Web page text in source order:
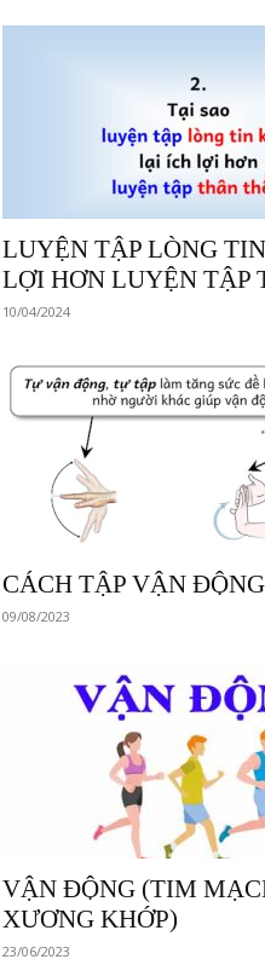
LUYỆN TẬP LÒNG
LỢI HƠN LUYỆN TẬP
10/04/2024
CÁCH TẬP VẬN
09/08/2023
VẬN ĐỘNG (TIM
XƯƠNG KHỚP)
23/06/2023